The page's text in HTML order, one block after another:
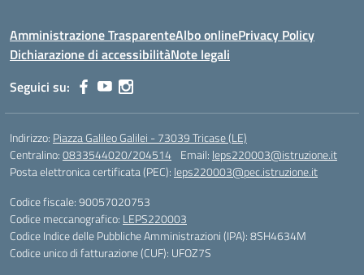
Amministrazione TrasparenteAlbo onlinePrivacy Policy
Dichiarazione di accessibilitàNote legali
Seguici su:
Indirizzo: Piazza Galileo Galilei - 73039 Tricase (LE)
Centralino:0833544020/204514 Email: leps220003@istruzione.it
Posta elettronica certificata (PEC): leps220003@pec.istruzione.it
Codice fiscale: 90057020753
Codice meccanografico: LEPS220003
Codice Indice delle Pubbliche Amministrazioni (IPA): 8SH4634M
Codice unico di fatturazione (CUF): UFOZ7S